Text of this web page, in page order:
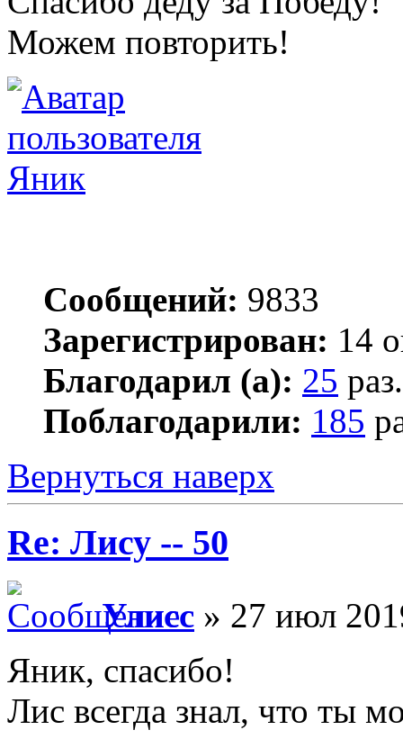
Можем повторить!
Яник
Сообщений: 9833
Зарегистрирован: 14
Благодарил (а): 25 раз.
Поблагодарили: 185
Вернуться наверх
Re: Лису -- 50
Улисс » 27 июл
Яник, спасибо!
Лис всегда знал, что ты